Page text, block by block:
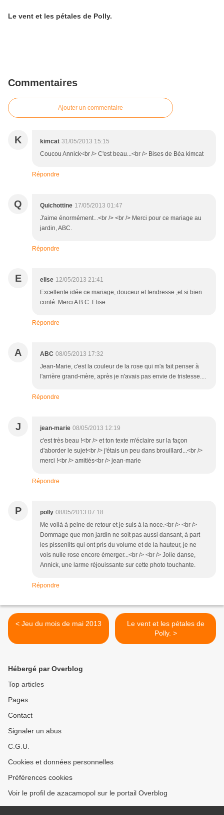
Le vent et les pétales de Polly.
Commentaires
Ajouter un commentaire
K kimcat 31/05/2013 15:15
Coucou Annick<br /> C'est beau...<br /> Bises de Béa kimcat
Répondre
Q Quichottine 17/05/2013 01:47
J'aime énormément...<br /> <br /> Merci pour ce mariage au
jardin, ABC.
Répondre
E elise 12/05/2013 21:41
Excellente idée ce mariage, douceur et tendresse ;et si bien
conté. Merci A B C .Elise.
Répondre
A ABC 08/05/2013 17:32
Jean-Marie, c'est la couleur de la rose qui m'a fait penser à
l'arrière grand-mère, après je n'avais pas envie de tristesse....
Répondre
J jean-marie 08/05/2013 12:19
c'est très beau !<br /> et ton texte m'éclaire sur la façon
d'aborder le sujet<br /> j'étais un peu dans brouillard...<br />
merci !<br /> amitiés<br /> jean-marie
Répondre
P polly 08/05/2013 07:18
Me voilà à peine de retour et je suis à la noce.<br /> <br />
Dommage que mon jardin ne soit pas aussi dansant, à part
les pissenlits qui ont pris du volume et de la hauteur, je ne
vois nulle rose encore émerger...<br /> <br /> Jolie danse,
Annick, une larme réjouissante sur cette photo touchante.
Répondre
< Jeu du mois de mai 2013
Le vent et les pétales de
Polly. >
Hébergé par Overblog
Top articles
Pages
Contact
Signaler un abus
C.G.U.
Cookies et données personnelles
Préférences cookies
Voir le profil de azacamopol sur le portail Overblog